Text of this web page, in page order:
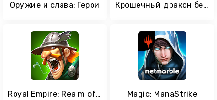
Оружие и слава: Герои Крошечный дракон бездельник
Royal Empire: Realm of War Magic: ManaStrike